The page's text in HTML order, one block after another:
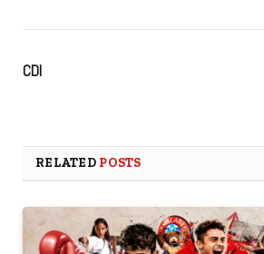
CDI
RELATED POSTS